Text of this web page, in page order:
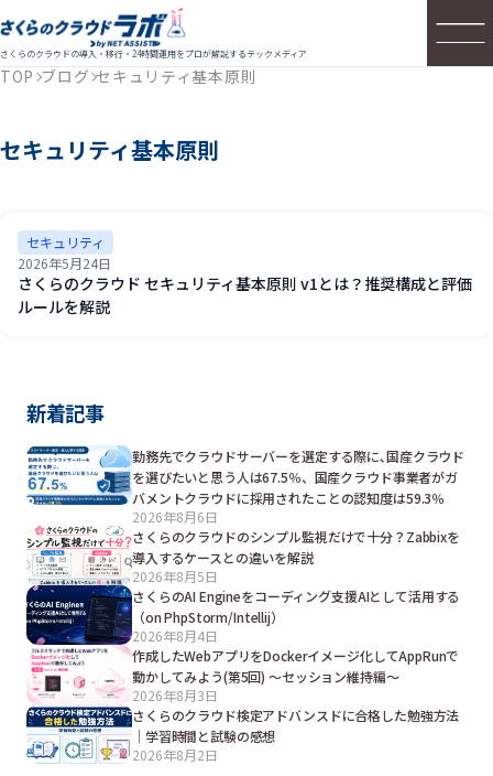
さくらのクラウドの導入・移行・24時間運用をプロが解説するテックメディア
TOP ブログ セキュリティ基本原則
セキュリティ基本原則
セキュリティ
2026年5月24日
さくらのクラウド セキュリティ基本原則 v1とは？推奨構成と評価
ルールを解説
新着記事
勤務先でクラウドサーバーを選定する際に､国産クラウド
を選びたいと思う人は67.5％、国産クラウド事業者がガ
バメントクラウドに採用されたことの認知度は59.3％
2026年8月6日
さくらのクラウドのシンプル監視だけで十分？Zabbixを
導入するケースとの違いを解説
2026年8月5日
さくらのAI Engineをコーディング支援AIとして活用する
（on PhpStorm/Intellij）
2026年8月4日
作成したWebアプリをDockerイメージ化してAppRunで
動かしてみよう(第5回) ～セッション維持編～
2026年8月3日
さくらのクラウド検定アドバンスドに合格した勉強方法
｜学習時間と試験の感想
2026年8月2日